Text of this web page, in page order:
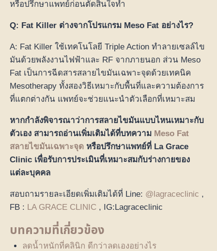
หรือปรึกษาแพทย์ก่อนตัดสินใจทำ
Q: Fat Killer ต่างจากโปรแกรม Meso Fat อย่างไร?
A: Fat Killer ใช้เทคโนโลยี Triple Action ทำลายเซลล์ไข
มันด้วยพลังงานไฟฟ้าและ RF จากภายนอก ส่วน Meso
Fat เป็นการฉีดสารสลายไขมันเฉพาะจุดด้วยเทคนิค
Mesotherapy ทั้งสองวิธีเหมาะกับพื้นที่และความต้องการ
ที่แตกต่างกัน แพทย์จะช่วยแนะนำตัวเลือกที่เหมาะสม
หากกำลังพิจารณาว่าการสลายไขมันแบบไหนเหมาะกับ
ตัวเอง สามารถอ่านเพิ่มเติมได้ที่บทความ Meso Fat
สลายไขมันเฉพาะจุด หรือปรึกษาแพทย์ที่ La Grace
Clinic เพื่อรับการประเมินที่เหมาะสมกับร่างกายของ
แต่ละบุคคล
สอบถามรายละเอียดเพิ่มเติมได้ที่ Line: @lagraceclinic ,
FB : LA GRACE CLINIC , IG:Lagraceclinic
บทความที่เกี่ยวข้อง
ลดน้ำหนักที่คลินิก ดีกว่าลดเองอย่างไร